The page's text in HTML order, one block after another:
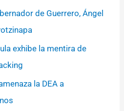
de Guerrero, Ángel
exhibe la mentira de
la DEA a